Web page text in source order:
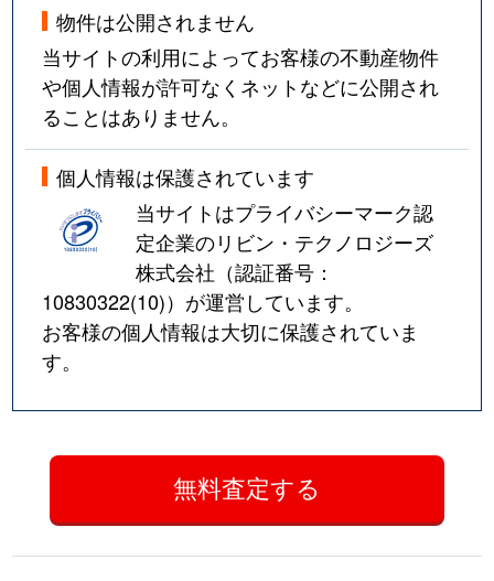
物件は公開されません
当サイトの利用によってお客様の不動産物件
や個人情報が許可なくネットなどに公開され
ることはありません。
個人情報は保護されています
当サイトはプライバシーマーク認
定企業のリビン・テクノロジーズ
株式会社（認証番号：
10830322(10)）が運営しています。
お客様の個人情報は大切に保護されていま
す。